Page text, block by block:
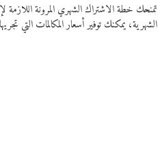
تمنحك خطة الاشتراك الشهري المرونة
الشهرية، يمكنك توفير أسعار المكالمات التي